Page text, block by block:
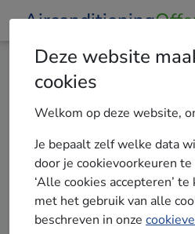
Deze website
cookies
Welkom op deze website,
Je bepaalt zelf welke data
door je cookievoorkeuren
‘Alle cookies accepteren’
met het gebruik van alle
beschreven in onze
Airconditioning
Privacyverklaring &
Deze Privacyverklaring van
Solvari of wij) heeft
verwerken van
personen die een